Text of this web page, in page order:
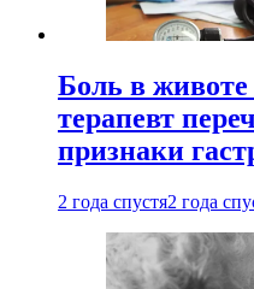
Боль в животе
терапевт
признаки
2 года спустя2 года